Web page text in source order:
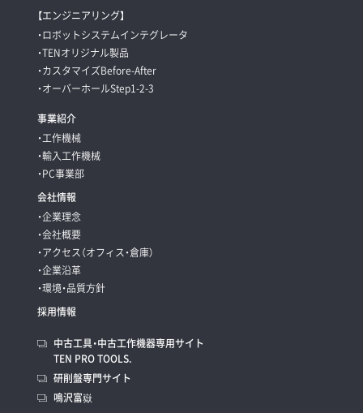
【エンジニアリング】
・ロボットシステムインテグレータ
・TENオリジナル製品
・カスタマイズBefore-After
・オーバーホールStep1-2-3
事業紹介
・工作機械
・輸入工作機械
・PC事業部
会社情報
・企業理念
・会社概要
・アクセス（オフィス・倉庫）
・企業沿革
・環境・品質方針
採用情報
中古工具・中古工作機器専用サイト
TEN PRO TOOLS.
研削盤専門サイト
鳴沢富嶽